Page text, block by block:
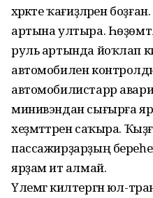
хәрәкәте ҡағиҙәләрен
артына ултыра.
руль артында йоҡлап
автомобилен
автомобилистарр
минивэндан сығырға
хеҙмәттәрен саҡыра.
пассажирҙарҙың
ярҙам итә алмай.
Үлемгә килтергән юл-